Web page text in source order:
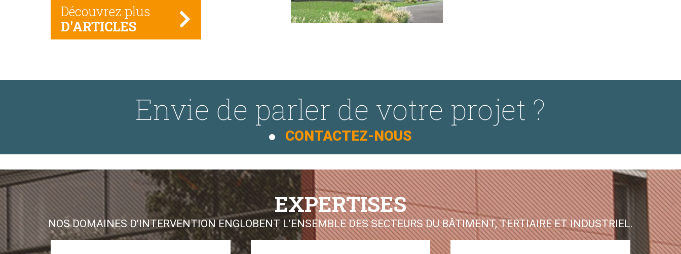
Découvrez plus
D'ARTICLES
Envie de parler de votre projet ?
CONTACTEZ-NOUS
EXPERTISES
NOS DOMAINES D'INTERVENTION ENGLOBENT L’ENSEMBLE DES SECTEURS DU BÂTIMENT, TERTIAIRE ET INDUSTRIEL.